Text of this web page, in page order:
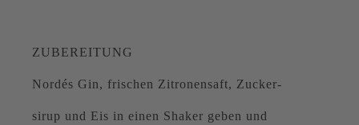
ZUBEREITUNG
Nordés Gin, frischen Zitronensaft, Zucker-
sirup und Eis in einen Shaker geben und